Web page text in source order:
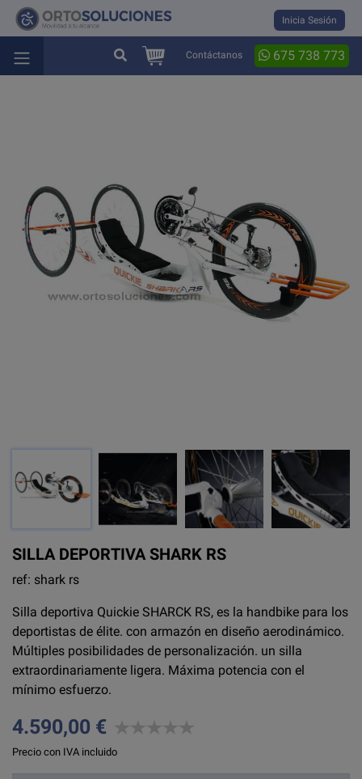
Inicia Sesión
Contáctanos 675 738 773
SILLA DEPORTIVA SHARK RS
ref: shark rs
Silla deportiva Quickie SHARCK RS, es la handbike para los
deportistas de élite. con armazón en diseño aerodinámico.
Múltiples posibilidades de personalización. un silla
extraordinariamente ligera. Máxima potencia con el
mínimo esfuerzo.
4.590,00 €
Precio con IVA incluido